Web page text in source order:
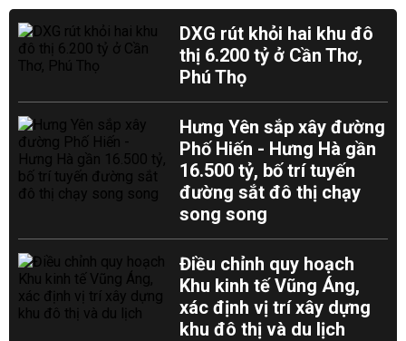
DXG rút khỏi hai khu đô
thị 6.200 tỷ ở Cần Thơ,
Phú Thọ
Hưng Yên sắp xây đường
Phố Hiến - Hưng Hà gần
16.500 tỷ, bố trí tuyến
đường sắt đô thị chạy
song song
Điều chỉnh quy hoạch
Khu kinh tế Vũng Áng,
xác định vị trí xây dựng
khu đô thị và du lịch